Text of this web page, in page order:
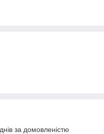
за домовленістю